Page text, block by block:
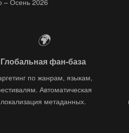
🌍
Глобальная фан-база
по жанрам, языкам,
Автоматическая
локализация метаданных.